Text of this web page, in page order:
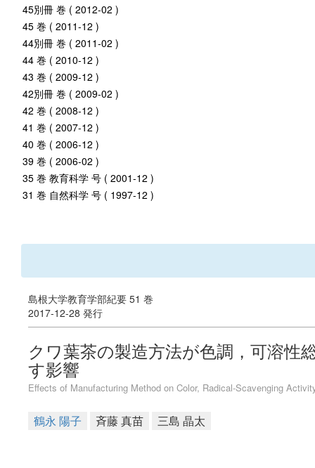
45別冊 巻 ( 2012-02 )
45 巻 ( 2011-12 )
44別冊 巻 ( 2011-02 )
44 巻 ( 2010-12 )
43 巻 ( 2009-12 )
42別冊 巻 ( 2009-02 )
42 巻 ( 2008-12 )
41 巻 ( 2007-12 )
40 巻 ( 2006-12 )
39 巻 ( 2006-02 )
35 巻 教育科学 号 ( 2001-12 )
31 巻 自然科学 号 ( 1997-12 )
島根大学教育学部紀要 51 巻
2017-12-28 発行
クワ葉茶の製造方法が色調，可溶
す影響
Effects of Manufacturing Method on Color, Radical-Scavenging
鶴永 陽子 斉藤 真苗 三島 晶太